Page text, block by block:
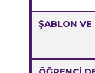
ŞABLON